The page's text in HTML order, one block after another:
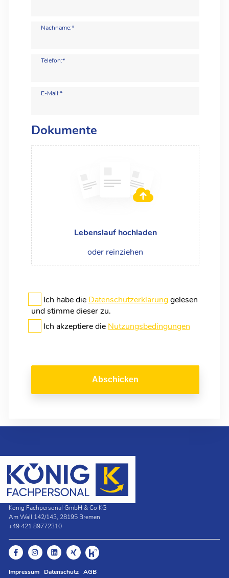
Nachname:*
Telefon:*
E-Mail:*
Dokumente
Lebenslauf hochladen
oder reinziehen
Ich habe die Datenschutzerklärunggelesen
und stimme dieser zu.
Ich akzeptiere die Nutzungsbedingungen
Abschicken
König Fachpersonal GmbH & Co KG
Am Wall 142/143, 28195 Bremen
+49 421 89772310
Impressum Datenschutz AGB